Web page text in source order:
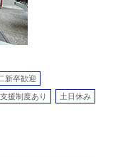
新卒歓迎
援制度あり 土日休み